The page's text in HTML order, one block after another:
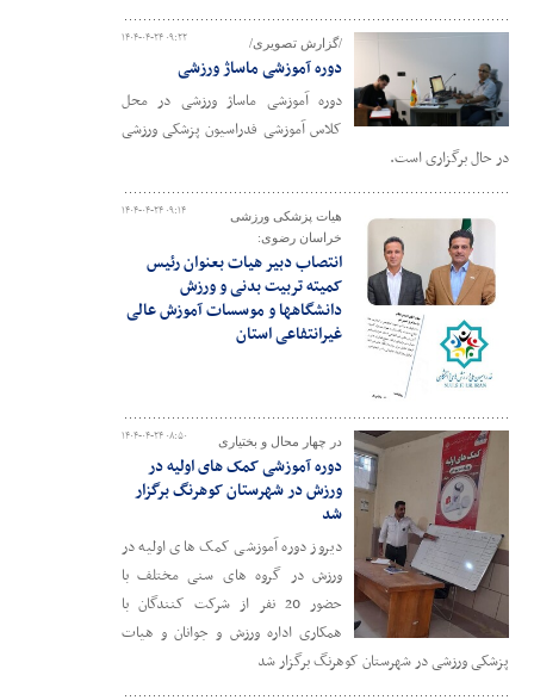
۱۴۰۴-۰۴-۲۴ ۰۹:۲۲ /گزارش تصویری/
دوره آموزشی ماساژ ورزشی
دوره آموزشی ماساژ ورزشی در محل
کلاس آموزشی فدراسیون پزشکی ورزشی
در حال برگزاری است.
۱۴۰۴-۰۴-۲۴ ۰۹:۱۴
هیات پزشکی ورزشی
خراسان رضوی:
انتصاب دبیر هیات بعنوان رئیس
کمیته تربیت بدنی و ورزش
دانشگاهها و موسسات آموزش عالی
غیرانتفاعی استان
۱۴۰۴-۰۴-۲۴ ۰۸:۵۰ در چهار محال و بختیاری
دوره آموزشی کمک های اولیه در
ورزش در شهرستان کوهرنگ برگزار
شد
دیروز دوره آموزشی کمک های اولیه در
ورزش در گروه های سنی مختلف با
حضور 20 نفر از شرکت کنندگان با
همکاری اداره ورزش و جوانان و هیات
پزشکی ورزشی در شهرستان کوهرنگ برگزار شد